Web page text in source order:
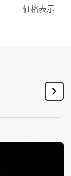
価格表示